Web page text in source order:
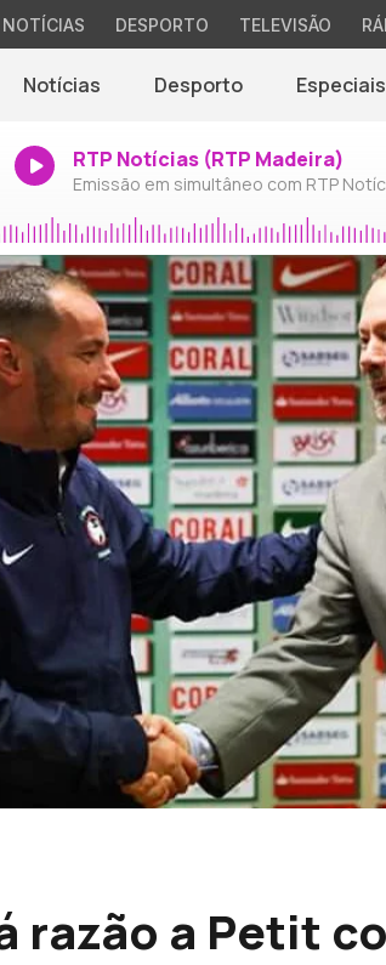
NOTÍCIAS DESPORTO TELEVISÃO
Notícias Desporto Especiais
RTP Notícias (RTP Madeira)
Emissão em simultâneo com RTP
razão a Petit